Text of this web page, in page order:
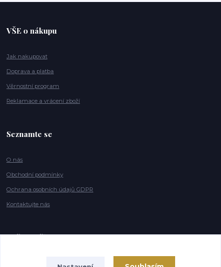
VŠE o nákupu
Jak nakupovat
Doprava a platba
Věrnostní program
Reklamace a vrácení zboží
Seznamte se
O nás
Obchodní podmínky
Ochrana osobních údajů GDPR
Kontaktujte nás
Naše značky